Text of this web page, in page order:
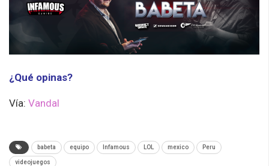
¿Qué opinas?
Vía: Vandal
babeta equipo Infamous LOL mexico Peru
videojuegos